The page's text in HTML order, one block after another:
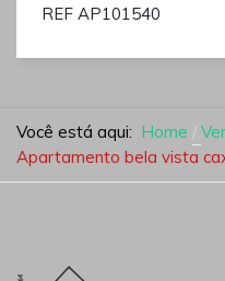
REF AP101540
Você está aqui: Home
Apartamento bela vista